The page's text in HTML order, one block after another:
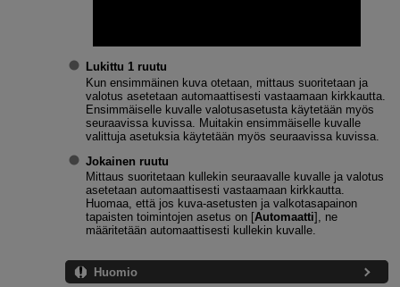
Lukittu 1 ruutu
Kun ensimmäinen kuva otetaan, mittaus suoritetaan ja
valotus asetetaan automaattisesti vastaamaan kirkkautta.
Ensimmäiselle kuvalle valotusasetusta käytetään myös
seuraavissa kuvissa. Muitakin ensimmäiselle kuvalle
valittuja asetuksia käytetään myös seuraavissa kuvissa.
Jokainen ruutu
Mittaus suoritetaan kullekin seuraavalle kuvalle ja valotus
asetetaan automaattisesti vastaamaan kirkkautta.
Huomaa, että jos kuva-asetusten ja valkotasapainon
tapaisten toimintojen asetus on [Automaatti], ne
määritetään automaattisesti kullekin kuvalle.
Huomio